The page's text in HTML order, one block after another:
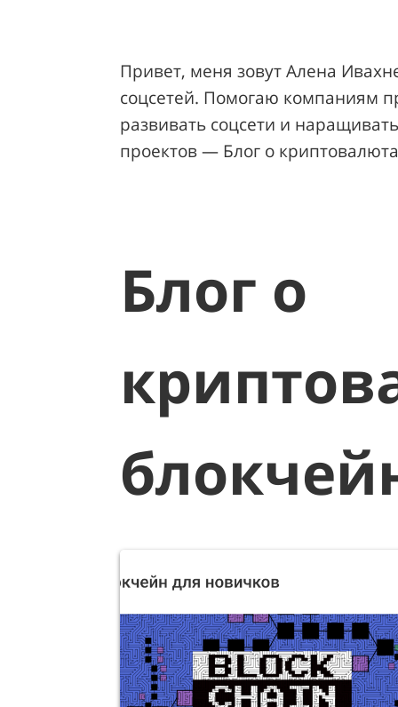
Привет, меня зовут Алена
соцсетей. Помогаю компаниям
развивать соцсети и
проектов — Блог о
Блог о